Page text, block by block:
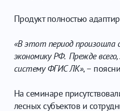
Продукт полностью
«В этот период произошла
экономику РФ. Прежде
систему ФГИС ЛК», –
На семинаре
лесных субъектов и